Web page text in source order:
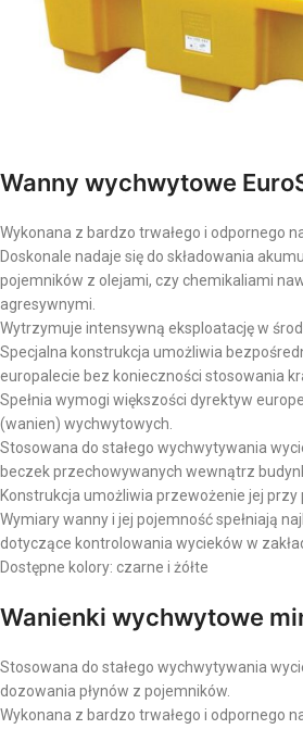
Wanny wychwytowe
Wykonana z bardzo trwałego i odpornego
Doskonale nadaje się do składowania
pojemników z olejami, czy chemikaliami
agresywnymi.
Wytrzymuje intensywną eksploatację w
Specjalna konstrukcja umożliwia
europalecie bez konieczności stosowania
Spełnia wymogi większości dyrektyw
(wanien) wychwytowych.
Stosowana do stałego wychwytywania
beczek przechowywanych wewnątrz
Konstrukcja umożliwia przewożenie jej przy
Wymiary wanny i jej pojemność spełniają
dotyczące kontrolowania wycieków w
Dostępne kolory: czarne i żółte
Wanienki wychwytowe
Stosowana do stałego wychwytywania
dozowania płynów z pojemników.
Wykonana z bardzo trwałego i odpornego